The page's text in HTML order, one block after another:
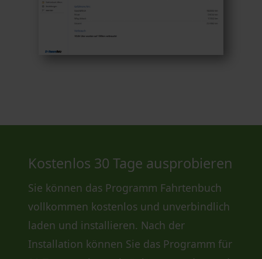
Kostenlos 30 Tage ausprobieren
Sie können das Programm Fahrtenbuch
vollkommen kostenlos und unverbindlich
laden und installieren. Nach der
Installation können Sie das Programm für